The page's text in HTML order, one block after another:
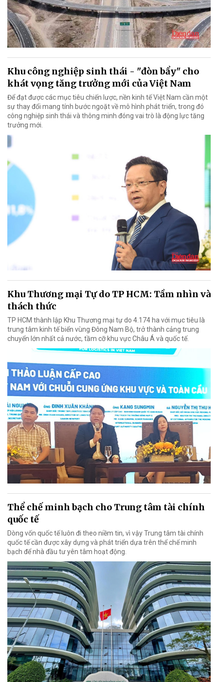
Khu công nghiệp sinh thái - "đòn bẩy" cho
khát vọng tăng trưởng mới của Việt Nam
Để đạt được các mục tiêu chiến lược, nền kinh tế Việt Nam cần một
sự thay đổi mang tính bước ngoặt về mô hình phát triển, trong đó
công nghiệp sinh thái và thông minh đóng vai trò là động lực tăng
trưởng mới.
Khu Thương mại Tự do TP HCM: Tầm nhìn và
thách thức
TP HCM thành lập Khu Thương mại tự do 4.174 ha với mục tiêu là
trung tâm kinh tế biển vùng Đông Nam Bộ, trở thành cảng trung
chuyển lớn nhất cả nước, tầm cỡ khu vực Châu Á và quốc tế.
Thể chế minh bạch cho Trung tâm tài chính
quốc tế
Dòng vốn quốc tế luôn đi theo niềm tin, vì vậy Trung tâm tài chính
quốc tế cần được xây dựng và phát triển dựa trên thể chế minh
bạch để nhà đầu tư yên tâm hoạt động.